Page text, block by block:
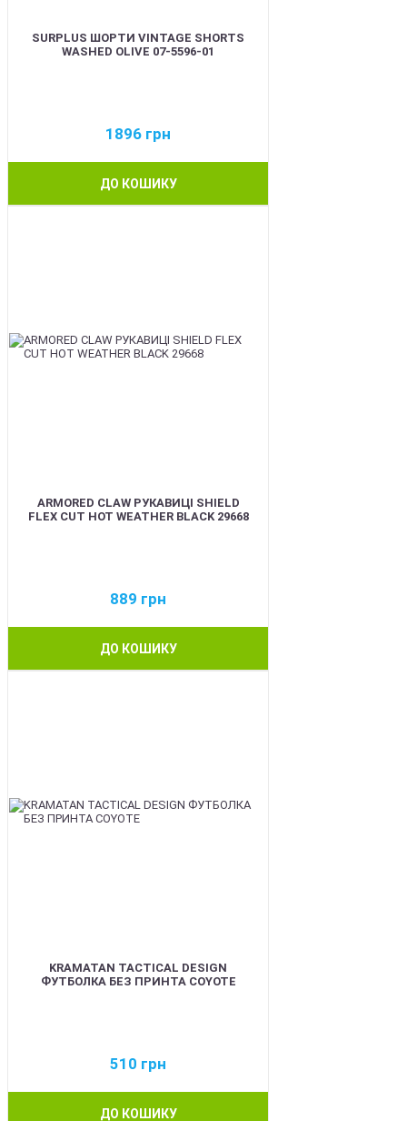
SURPLUS ШОРТИ VINTAGE SHORTS
WASHED OLIVE 07-5596-01
1896 грн
ДО КОШИКУ
ARMORED CLAW РУКАВИЦІ SHIELD
FLEX CUT HOT WEATHER BLACK 29668
889 грн
ДО КОШИКУ
KRAMATAN TACTICAL DESIGN
ФУТБОЛКА БЕЗ ПРИНТА COYOTE
510 грн
ДО КОШИКУ